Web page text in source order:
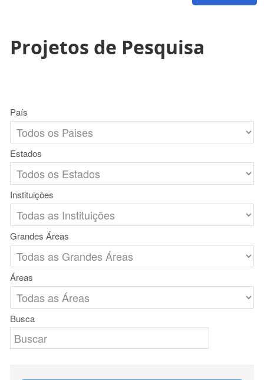
Projetos de Pesquisa
País
Estados
Instituições
Grandes Áreas
Áreas
Busca